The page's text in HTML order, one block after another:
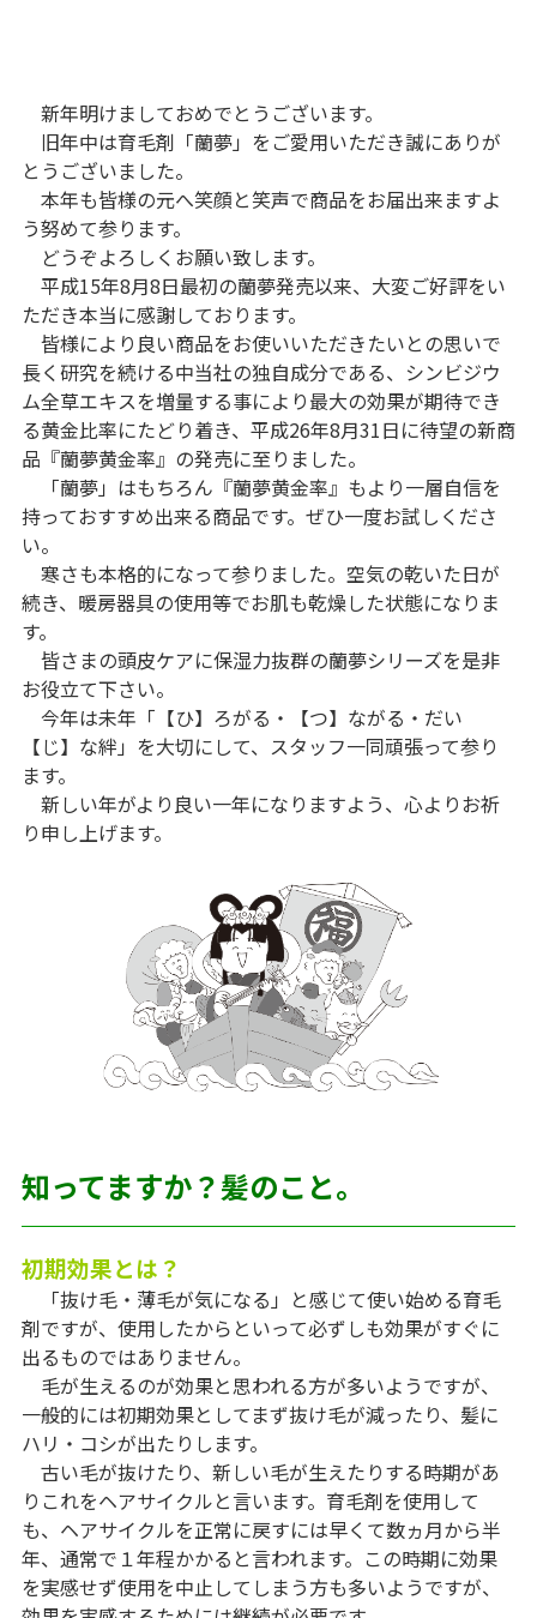
新年明けましておめでとうございます。
旧年中は育毛剤「蘭夢」をご愛用いただき誠にありが
とうございました。
本年も皆様の元へ笑顔と笑声で商品をお届出来ますよ
う努めて参ります。
どうぞよろしくお願い致します。
平成15年8月8日最初の蘭夢発売以来、大変ご好評をい
ただき本当に感謝しております。
皆様により良い商品をお使いいただきたいとの思いで
長く研究を続ける中当社の独自成分である、シンビジウ
ム全草エキスを増量する事により最大の効果が期待でき
る黄金比率にたどり着き、平成26年8月31日に待望の新商
品『蘭夢黄金率』の発売に至りました。
「蘭夢」はもちろん『蘭夢黄金率』もより一層自信を
持っておすすめ出来る商品です。ぜひ一度お試しくださ
い。
寒さも本格的になって参りました。空気の乾いた日が
続き、暖房器具の使用等でお肌も乾燥した状態になりま
す。
皆さまの頭皮ケアに保湿力抜群の蘭夢シリーズを是非
お役立て下さい。
今年は未年「【ひ】ろがる・【つ】ながる・だい
【じ】な絆」を大切にして、スタッフ一同頑張って参り
ます。
新しい年がより良い一年になりますよう、心よりお祈
り申し上げます。
知ってますか？髪のこと。
初期効果とは？
「抜け毛・薄毛が気になる」と感じて使い始める育毛
剤ですが、使用したからといって必ずしも効果がすぐに
出るものではありません。
毛が生えるのが効果と思われる方が多いようですが、
一般的には初期効果としてまず抜け毛が減ったり、髪に
ハリ・コシが出たりします。
古い毛が抜けたり、新しい毛が生えたりする時期があ
りこれをヘアサイクルと言います。育毛剤を使用して
も、ヘアサイクルを正常に戻すには早くて数ヵ月から半
年、通常で１年程かかると言われます。この時期に効果
を実感せず使用を中止してしまう方も多いようですが、